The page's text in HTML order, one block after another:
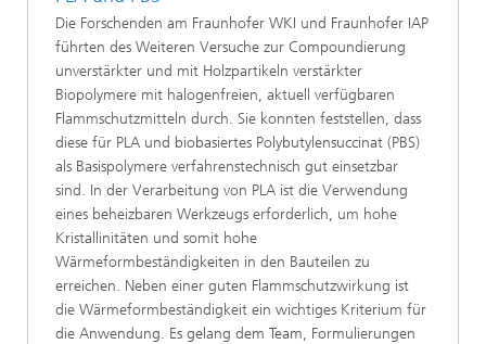
Die Forschenden am Fraunhofer WKI und Fraunhofer IAP
führten des Weiteren Versuche zur Compoundierung
unverstärkter und mit Holzpartikeln verstärkter
Biopolymere mit halogenfreien, aktuell verfügbaren
Flammschutzmitteln durch. Sie konnten feststellen, dass
diese für PLA und biobasiertes Polybutylensuccinat (PBS)
als Basispolymere verfahrenstechnisch gut einsetzbar
sind. In der Verarbeitung von PLA ist die Verwendung
eines beheizbaren Werkzeugs erforderlich, um hohe
Kristallinitäten und somit hohe
Wärmeformbeständigkeiten in den Bauteilen zu
erreichen. Neben einer guten Flammschutzwirkung ist
die Wärmeformbeständigkeit ein wichtiges Kriterium für
die Anwendung. Es gelang dem Team, Formulierungen